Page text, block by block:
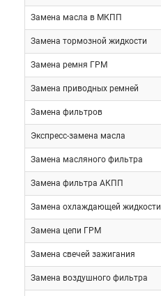
Замена масла в МКПП
Замена тормозной жидкости
Замена ремня ГРМ
Замена приводных ремней
Замена фильтров
Экспресс-замена масла
Замена масляного фильтра
Замена фильтра АКПП
Замена охлаждающей жидкости
Замена цепи ГРМ
Замена свечей зажигания
Замена воздушного фильтра